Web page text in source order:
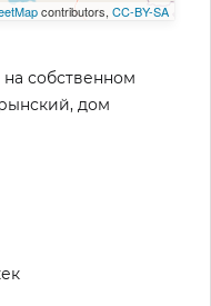
contributors, CC-BY-SA
собственном
дом